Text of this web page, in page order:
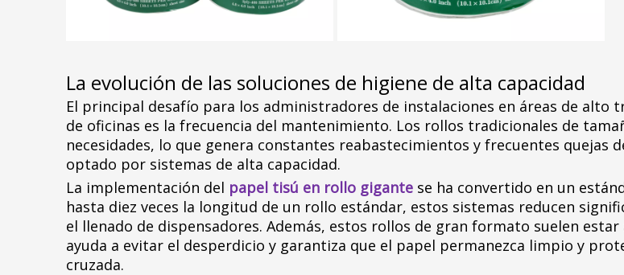
La evolución de las soluciones de higiene de alta capacidad
El principal desafío para los administradores de instalaciones en áreas de
de oficinas es la frecuencia del mantenimiento. Los rollos tradicionales de
necesidades, lo que genera constantes reabastecimientos y frecuentes quejas
optado por sistemas de alta capacidad.
La implementación del papel tisú en rollo gigante se ha convertido en un
hasta diez veces la longitud de un rollo estándar, estos sistemas reducen
el llenado de dispensadores. Además, estos rollos de gran formato suelen
ayuda a evitar el desperdicio y garantiza que el papel permanezca limpio y
cruzada.